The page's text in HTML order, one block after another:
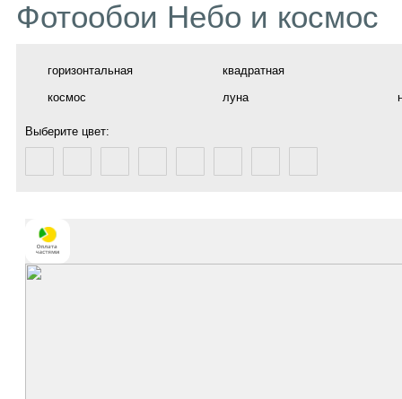
Фотообои Небо и космос
горизонтальная
квадратная
космос
луна
Выберите цвет: